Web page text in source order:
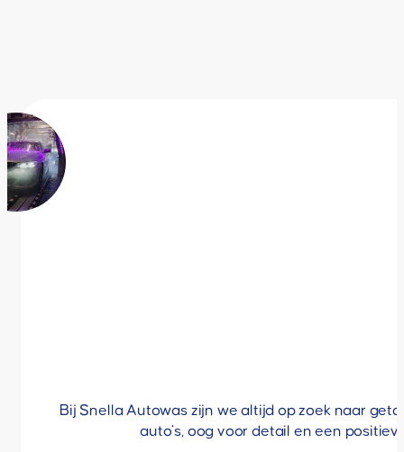
Bij Snella Autowas zijn we altijd op zoek naar
auto’s, oog voor detail en een